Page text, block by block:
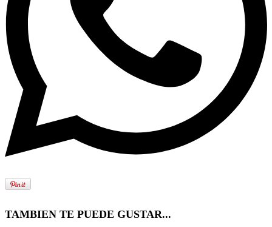
TAMBIEN TE PUEDE GUSTAR...